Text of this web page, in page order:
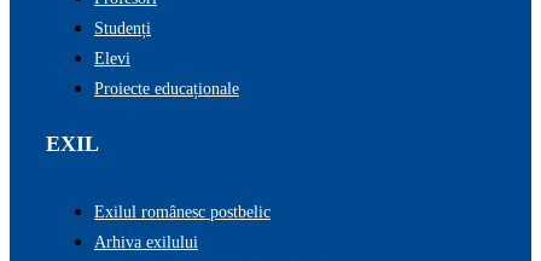
Studenți
Elevi
Proiecte educaționale
EXIL
Exilul românesc postbelic
Arhiva exilului